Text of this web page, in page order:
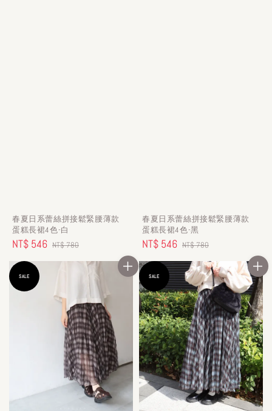
春夏日系蕾絲拼接鬆緊腰薄款
蛋糕長裙4色-白
Sale
price
NT$ 546 Regular
price
NT$ 780
春夏日系蕾絲拼接鬆緊腰薄款
蛋糕長裙4色-黑
Sale
price
NT$ 546 Regular
price
NT$ 780
SALE SALE